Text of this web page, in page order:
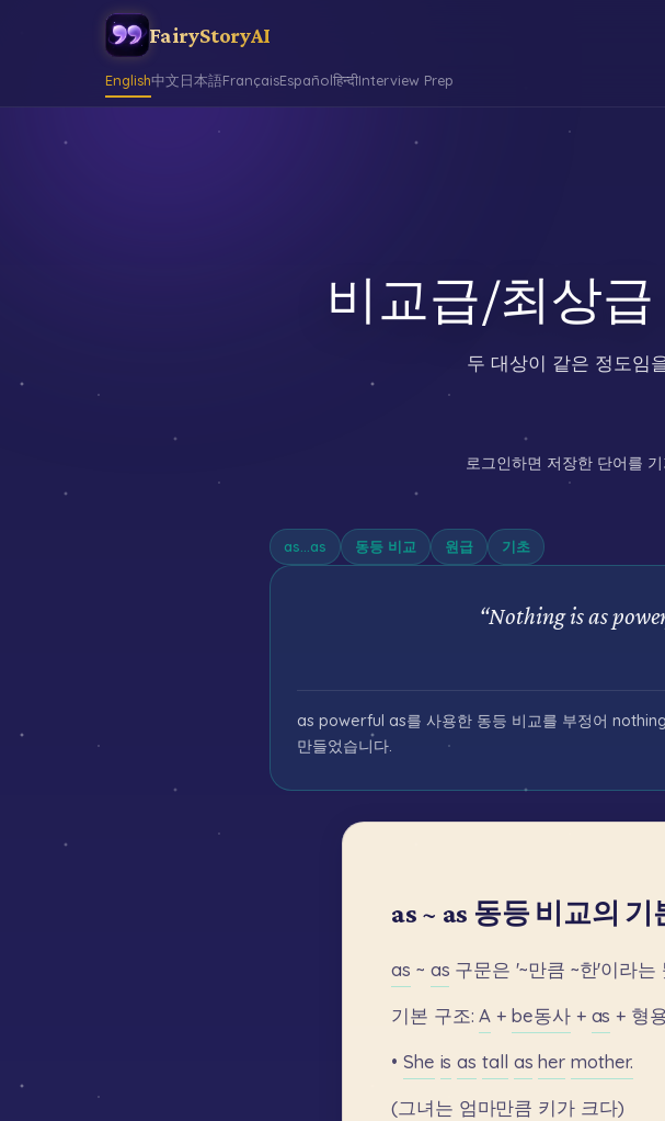
FairyStoryAI
English中文日本語FrançaisEspañolहिन्दीInterview Prep
비교급/최상급
두 대상이 같은 정도임
로그인하면 저장한 단어를
as...as 동등 비교 원급 기초
“Nothing is as
as powerful as를 사용한 동등 비교를 부정어
만들었습니다.
as ~ as 동등 비교의 기
as ~ as 구문은 '~만큼 ~한'이라는
기본 구조: A + be동사 + as + 형
• She is as tall as her mother.
(그녀는 엄마만큼 키가 크다)